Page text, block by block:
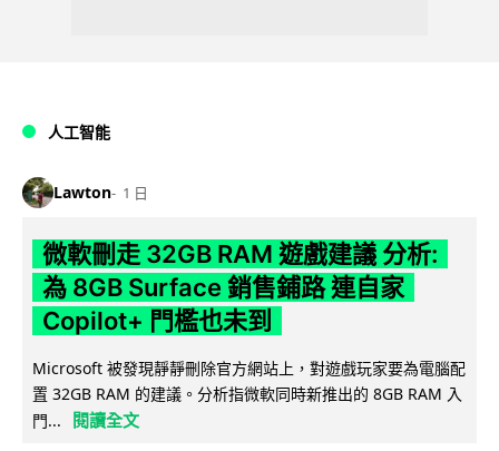
人工智能
Lawton 1 日
微軟刪走 32GB RAM 遊戲建議 分析:
為 8GB Surface 銷售鋪路 連自家
Copilot+ 門檻也未到
Microsoft 被發現靜靜刪除官方網站上，對遊戲玩家要為電腦配
置 32GB RAM 的建議。分析指微軟同時新推出的 8GB RAM 入
門...
閱讀全文